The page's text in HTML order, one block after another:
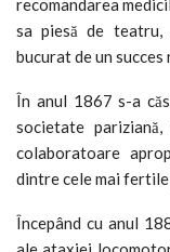
recomandarea
sa piesă de teatru,
bucurat de un
În anul 1867 s-a
societate
colaboratoare
dintre cele mai
Începând cu anul